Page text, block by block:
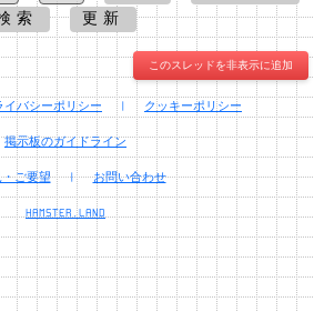
索
更新
このスレッドを非表示に追加
イバシーポリシー | クッキーポリシー
掲示板のガイドライン
ご要望 | お問い合わせ
HAMSTER.LAND